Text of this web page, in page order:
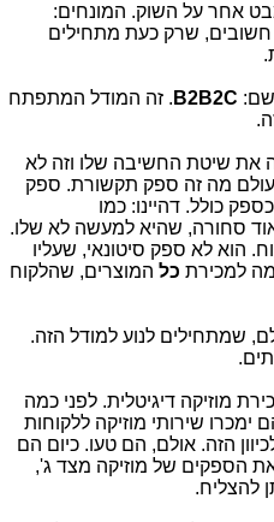
אחר על השוק. המונחים:
שרק כעת מתחילים
B2B2C . זה המודל המתפתח
את שיטת החשיבה שלו וזה לא
מה זה ספק תקשורת. ספק
כולל. דהיינו: כמו
סחורה, שהיא למעשה לא שלו.
הוא לא ספק סיטונאי, שעליו
למכירת כל המוצרים, שהלקוח
שמתחילים לנוע למודל הזה.
מוזיקה דיגיטלית. לפני כמה
שירותי מוזיקה ללקוחות
הזה. אולם, הם טעו. כיום הם
את הספקים של מוזיקה מצד ג',
להצליח.